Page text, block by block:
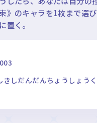
束》のキャラを1枚まで選
置く。
きしだんだんちょうしょうく